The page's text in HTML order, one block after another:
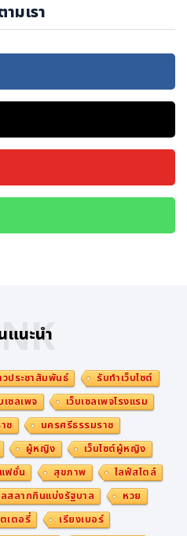
มเรา
แนะนำ
ประชาสัมพันธ์
รับทำเว็บไซต์
เซลเพจ
เว็บเซลเพจโรงแรม
ช
นครศรีธรรมราช
ผู้หญิง
เว็บไซต์ผู้หญิง
แฟชั่น สุขภาพ
ไลฟ์สไตล์
สลากกินแบ่งรัฐบาล
หวย
เตอรี่
เรียงเบอร์